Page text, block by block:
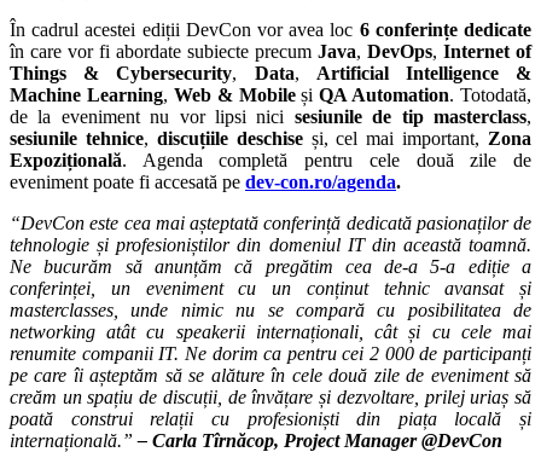
În cadrul acestei ediții DevCon vor avea loc 6 conferințe dedicate
în care vor fi abordate subiecte precum Java, DevOps, Internet of
Things & Cybersecurity, Data, Artificial Intelligence &
Machine Learning, Web & MobileșiQA Automation. Totodată,
de la eveniment nu vor lipsi nici sesiunile de tip masterclass,
sesiunile tehnice, discuțiile deschiseși, cel mai important, Zona
Expozițională. Agenda completă pentru cele două zile de
eveniment poate fi accesată pe dev-con.ro/agenda.
“DevCon este cea mai așteptată conferință dedicată pasionaților de
tehnologie și profesioniștilor din domeniul IT din această toamnă.
Ne bucurăm să anunțăm că pregătim cea de-a 5-a ediție a
conferinței, un eveniment cu un conținut tehnic avansat și
masterclasses, unde nimic nu se compară cu posibilitatea de
networking atât cu speakerii internaționali, cât și cu cele mai
renumite companii IT. Ne dorim ca pentru cei 2 000 de participanți
pe care îi așteptăm să se alăture în cele două zile de eveniment să
creăm un spațiu de discuții, de învățare și dezvoltare, prilej uriaș să
poată
construi relații cu profesioniști din piața locală și
internațională.” – Carla Tîrnăcop, Project Manager @DevCon